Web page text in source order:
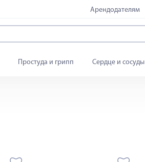
Арендодателям
Простуда и грипп Сердце и сосуды